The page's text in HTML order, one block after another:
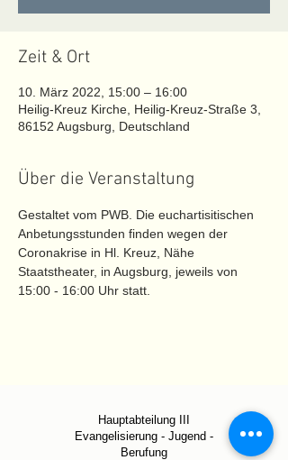
Zeit & Ort
10. März 2022, 15:00 – 16:00
Heilig-Kreuz Kirche, Heilig-Kreuz-Straße 3,
86152 Augsburg, Deutschland
Über die Veranstaltung
Gestaltet vom PWB. Die euchartisitischen
Anbetungsstunden finden wegen der
Coronakrise in Hl. Kreuz, Nähe
Staatstheater, in Augsburg, jeweils von
15:00 - 16:00 Uhr statt.
Hauptabteilung III
Evangelisierung - Jugend -
Berufung